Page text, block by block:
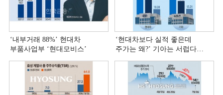
‘내부거래 88%ʼ 현대차
부품사업부 ‘현대모비스ʼ
‘현대차보다 실적 좋은데
주가는 왜?ʼ 기아는 서럽다